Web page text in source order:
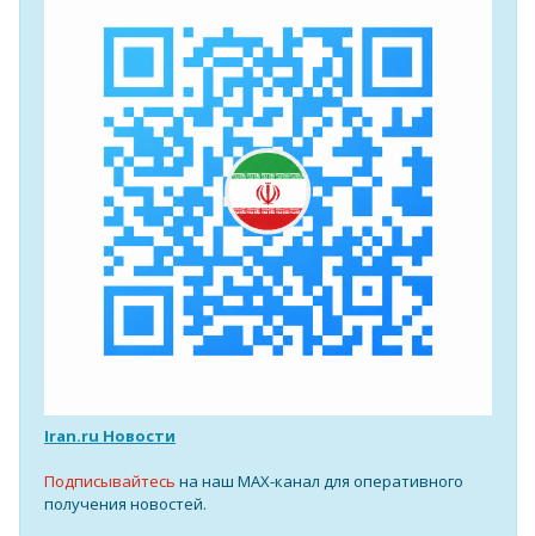
Iran.ru Новости
Подписывайтесь на наш MAX-канал для оперативного
получения новостей.